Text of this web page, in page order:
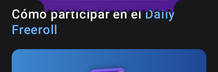
Cómo participar en elDaily
Freeroll